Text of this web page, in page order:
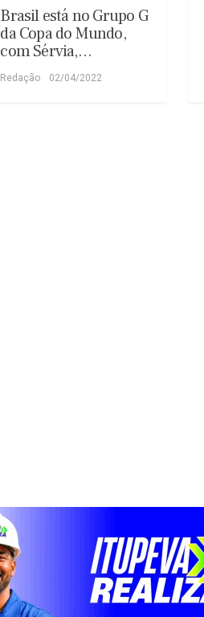
Brasil está no Grupo G
da Copa do Mundo,
com Sérvia,…
Redação 02/04/2022